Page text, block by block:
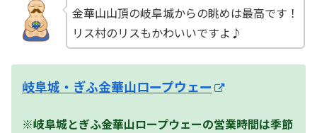
金華山山頂の岐阜城からの眺めは最高です！
リス村のリスもかわいいですよ♪
岐阜城・ぎふ金華山ロープウェー
※岐阜城とぎふ金華山ロープウェーの営業時間は季節